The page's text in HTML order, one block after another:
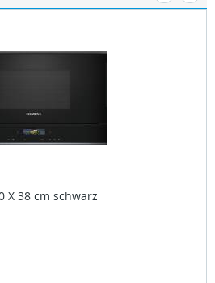
X 38 cm schwarz